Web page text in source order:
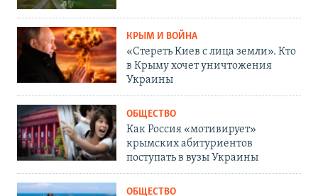
КРЫМ И ВОЙНА
«Стереть Киев с лица земли». Кто
в Крыму хочет уничтожения
Украины
ОБЩЕСТВО
Как Россия «мотивирует»
крымских абитуриентов
поступать в вузы Украины
ОБЩЕСТВО